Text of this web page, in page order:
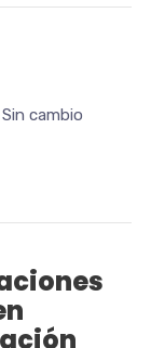
Sin cambio